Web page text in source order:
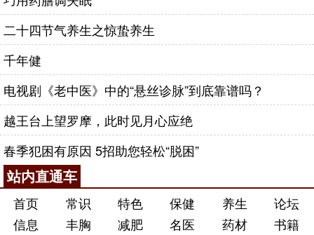
二十四节气养生之惊蛰养生
千年健
电视剧《老中医》中的“悬丝诊脉”到底靠谱吗？
越王台上望罗摩，此时见月心应绝
春季犯困有原因 5招助您轻松“脱困”
站内直通车
首页 常识 特色 保健 养生
论坛
信息
丰胸 减肥 名医 药材
书籍